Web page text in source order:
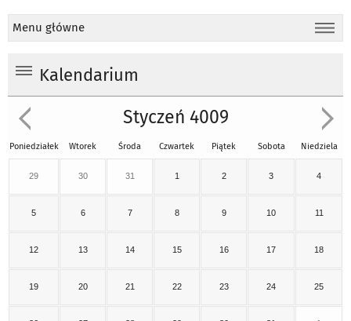
Menu główne
Kalendarium
Styczeń 4009
Poniedziałek Wtorek Środa Czwartek Piątek Sobota Niedziela
29 30 31 1 2 3 4
5 6 7 8 9 10 11
12 13 14 15 16 17 18
19 20 21 22 23 24 25